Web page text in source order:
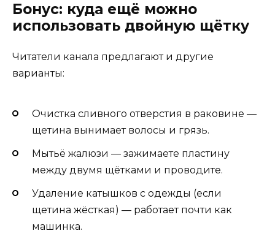
Бонус: куда ещё можно
использовать двойную щётку
Читатели канала предлагают и другие
варианты:
Очистка сливного отверстия в раковине —
щетина вынимает волосы и грязь.
Мытьё жалюзи — зажимаете пластину
между двумя щётками и проводите.
Удаление катышков с одежды (если
щетина жёсткая) — работает почти как
машинка.